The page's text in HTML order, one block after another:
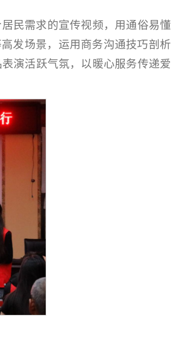
民需求的宣传视频，用通俗易懂
发场景，运用商务沟通技巧剖析
演活跃气氛，以暖心服务传递爱